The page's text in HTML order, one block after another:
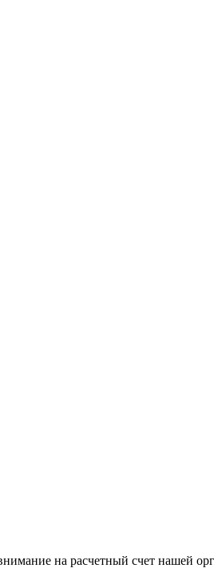
на расчетный счет нашей